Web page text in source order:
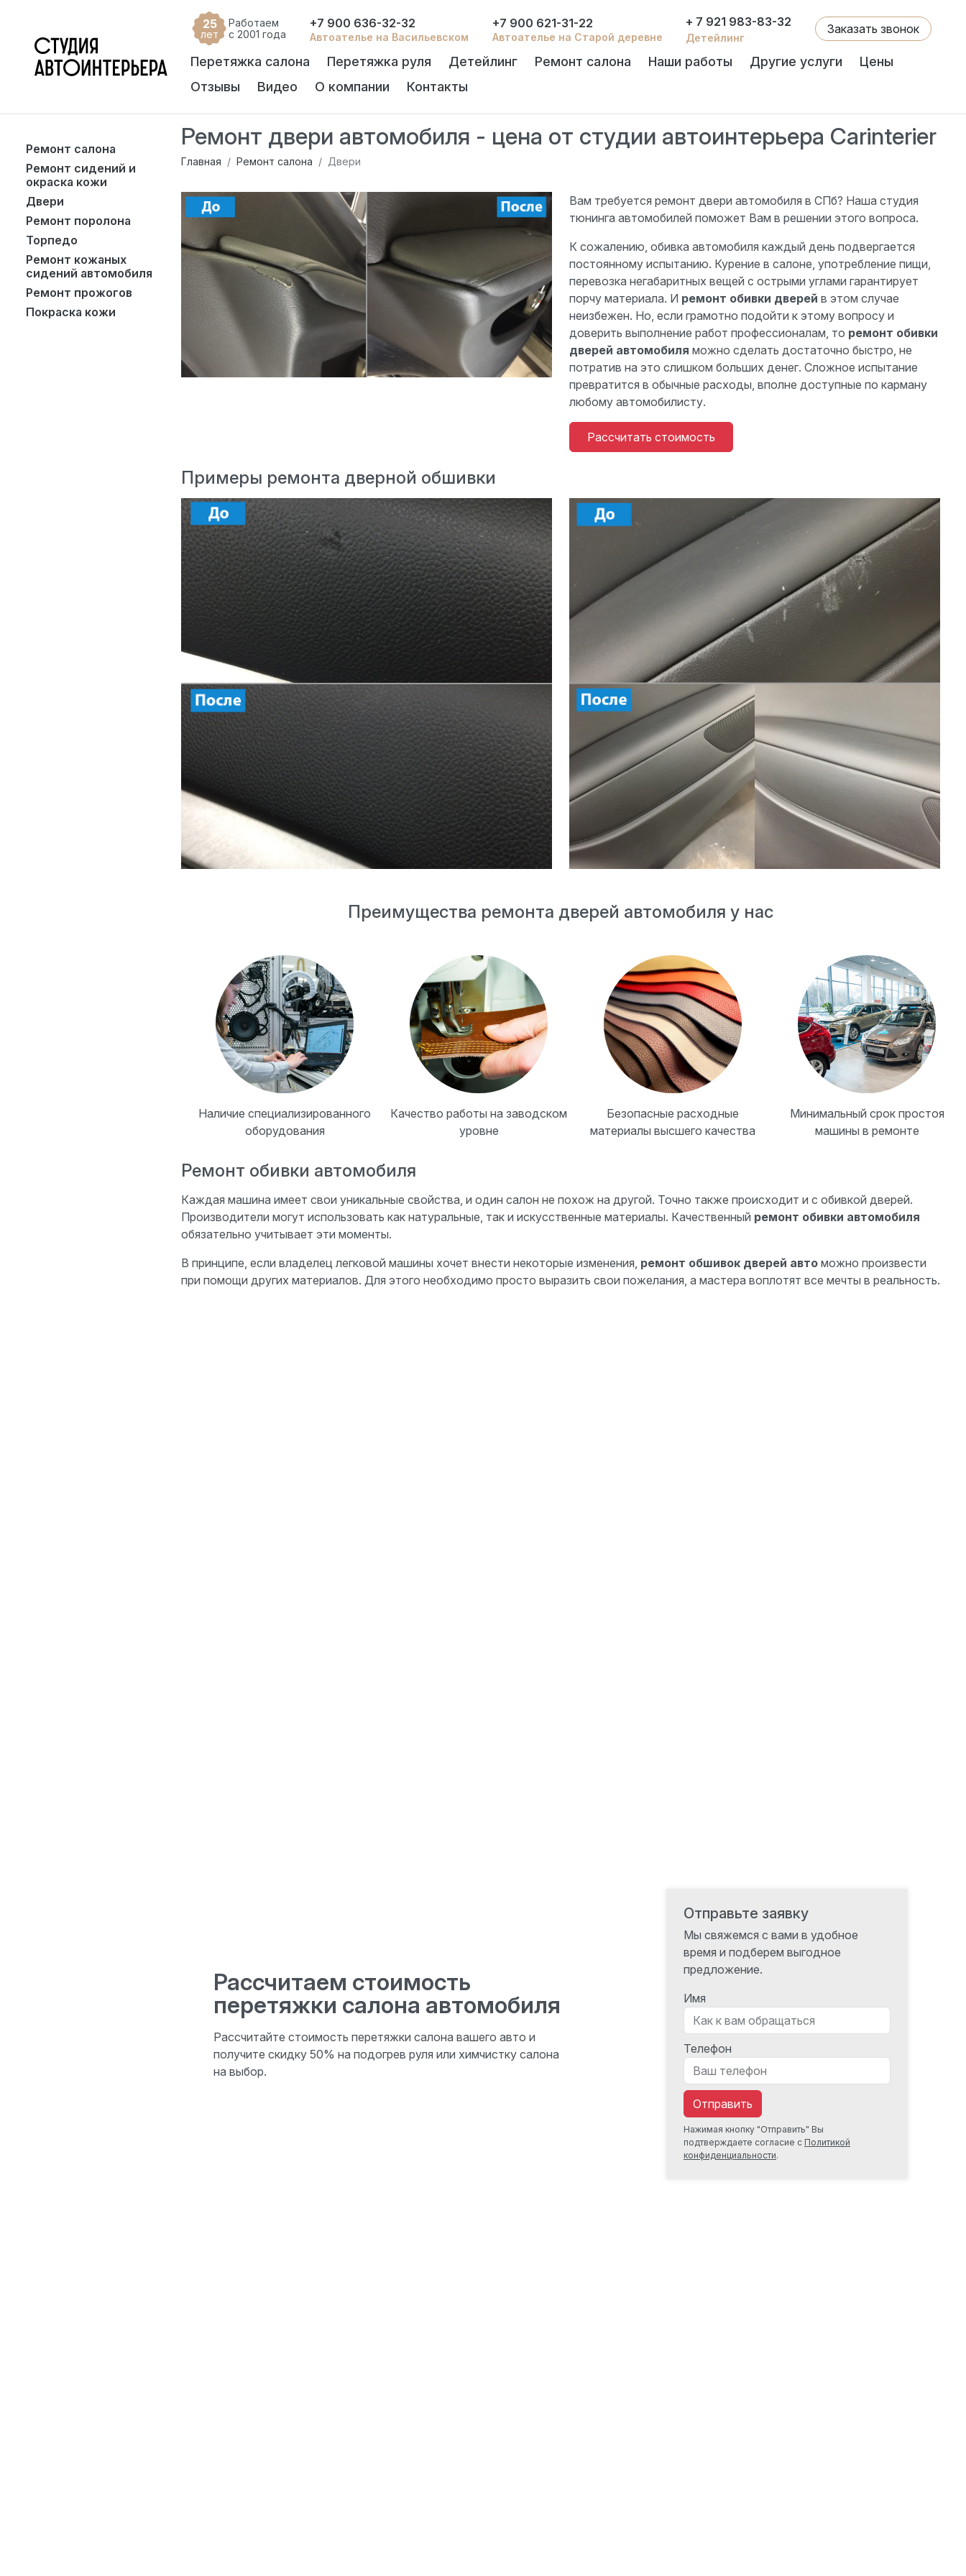
25
лет
Работаем
с 2001 года
+7 900 636-32-32
Автоателье на Васильевском
+7 900 621-31-22
Автоателье на Старой деревне
+ 7 921 983-83-32
Детейлинг
Заказать звонок
Перетяжка салона Перетяжка руля Детейлинг Ремонт салона Наши работы Другие услуги
Цены
Отзывы
Видео О компании Контакты
Ремонт салона
Ремонт сидений и
окраска кожи
Двери
Ремонт поролона
Торпедо
Ремонт кожаных
сидений автомобиля
Ремонт прожогов
Покраска кожи
Ремонт двери автомобиля - цена от студии автоинтерьера Carinterier
Главная Ремонт салона Двери
Вам требуется ремонт двери автомобиля в СПб? Наша студия
тюнинга автомобилей поможет Вам в решении этого вопроса.
К сожалению, обивка автомобиля каждый день подвергается
постоянному испытанию. Курение в салоне, употребление пищи,
перевозка негабаритных вещей с острыми углами гарантирует
порчу материала. И ремонт обивки дверей в этом случае
неизбежен. Но, если грамотно подойти к этому вопросу и
доверить выполнение работ профессионалам, то ремонт обивки
дверей автомобиля можно сделать достаточно быстро, не
потратив на это слишком больших денег. Сложное испытание
превратится в обычные расходы, вполне доступные по карману
любому автомобилисту.
Рассчитать стоимость
Примеры ремонта дверной обшивки
Преимущества ремонта дверей автомобиля у нас
Наличие специализированного
оборудования
Качество работы на заводском
уровне
Безопасные расходные
материалы высшего качества
Минимальный срок простоя
машины в ремонте
Ремонт обивки автомобиля
Каждая машина имеет свои уникальные свойства, и один салон не похож на другой. Точно также происходит и с обивкой дверей.
Производители могут использовать как натуральные, так и искусственные материалы. Качественный ремонт обивки автомобиля
обязательно учитывает эти моменты.
В принципе, если владелец легковой машины хочет внести некоторые изменения, ремонт обшивок дверей авто можно произвести
при помощи других материалов. Для этого необходимо просто выразить свои пожелания, а мастера воплотят все мечты в реальность.
Рассчитаем стоимость
перетяжки салона автомобиля
Рассчитайте стоимость перетяжки салона вашего авто и
получите скидку 50% на подогрев руля или химчистку салона
на выбор.
Отправьте заявку
Мы свяжемся с вами в удобное
время и подберем выгодное
предложение.
Имя
Телефон
Отправить
Нажимая кнопку "Отправить" Вы
подтверждаете согласие с Политикой
конфиденциальности.